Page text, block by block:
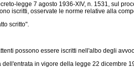
legge 7 agosto 1936-XIV, n. 1531, sul
iscritti, osservate le norme relative alla
scritto".
possono essere iscritti nell'albo degli
in vigore della legge 22 dicembre